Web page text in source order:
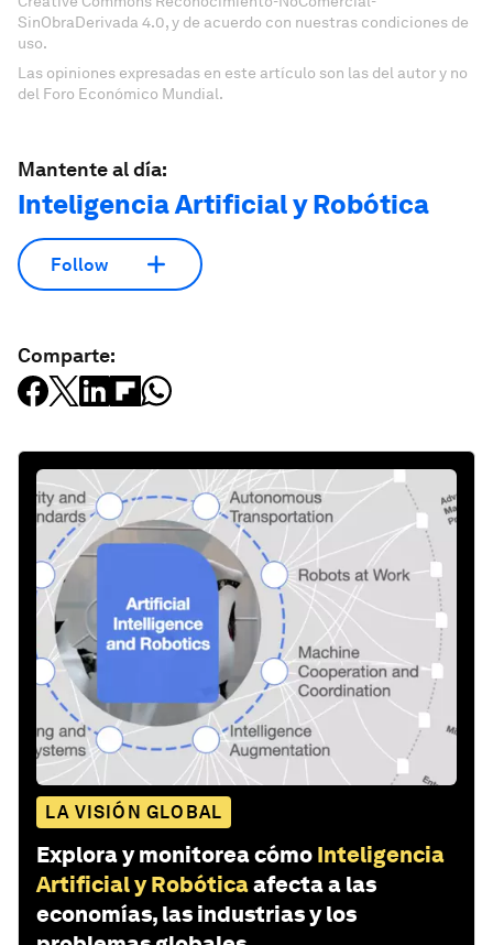
SinObraDerivada 4.0, y de acuerdo con nuestras condiciones de
uso.
Las opiniones expresadas en este artículo son las del autor y no
del Foro Económico Mundial.
Mantente al día:
Inteligencia Artificial y Robótica
Follow
Comparte:
LA VISIÓN GLOBAL
Explora y monitorea cómo Inteligencia
Artificial y Robóticaafecta a las
economías, las industrias y los